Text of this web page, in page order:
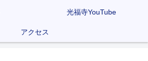
光福寺YouTube
アクセス